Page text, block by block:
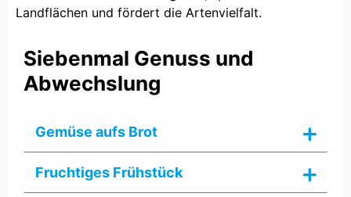
Landflächen und fördert die Artenvielfalt.
Siebenmal Genuss und
Abwechslung
Gemüse aufs Brot
Fruchtiges Frühstück